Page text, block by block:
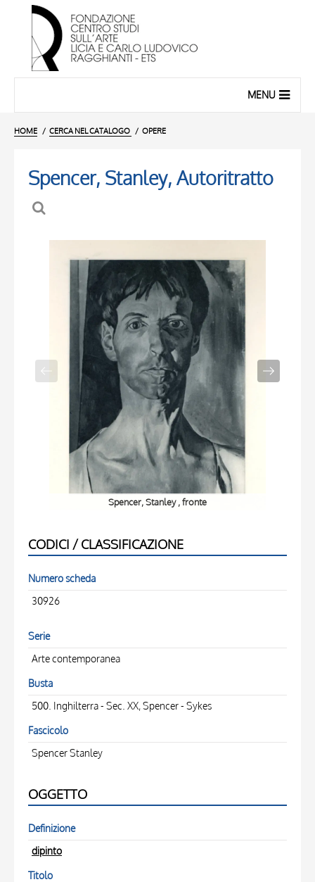
MENU
HOME CERCA NEL CATALOGO OPERE
Spencer, Stanley, Autoritratto
Spencer, Stanley , fronte
CODICI / CLASSIFICAZIONE
Numero scheda
30926
Serie
Arte contemporanea
Busta
500. Inghilterra - Sec. XX, Spencer - Sykes
Fascicolo
Spencer Stanley
OGGETTO
Definizione
dipinto
Titolo